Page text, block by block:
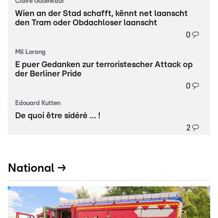
Wien an der Stad schafft, kënnt net laanscht
den Tram oder Obdachloser laanscht
0
Mil Lorang
E puer Gedanken zur terroristescher Attack op
der Berliner Pride
0
Edouard Kutten
De quoi être sidéré … !
2
National →